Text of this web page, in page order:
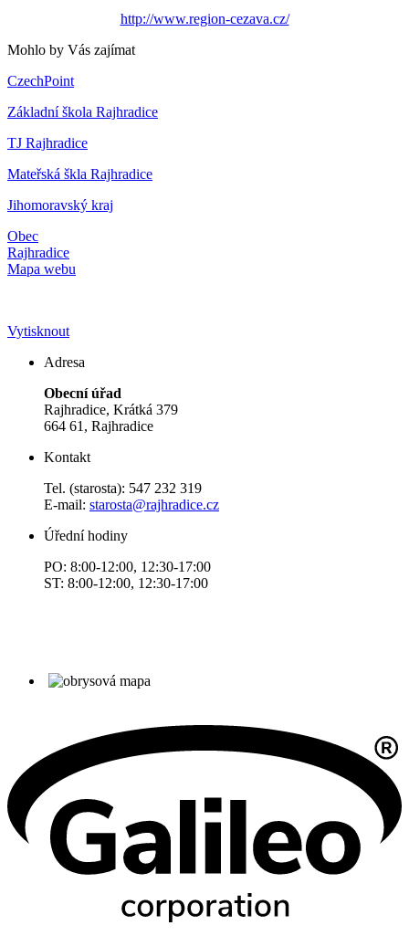
http://www.region-cezava.cz/
Mohlo by Vás zajímat
CzechPoint
Základní škola Rajhradice
TJ Rajhradice
Mateřská škla Rajhradice
Jihomoravský kraj
Obec
Rajhradice
Mapa webu
Vytisknout
Adresa
Obecní úřad
Rajhradice, Krátká 379
664 61, Rajhradice
Kontakt
Tel. (starosta): 547 232 319
E-mail: starosta@rajhradice.cz
Úřední hodiny
PO: 8:00-12:00, 12:30-17:00
ST: 8:00-12:00, 12:30-17:00